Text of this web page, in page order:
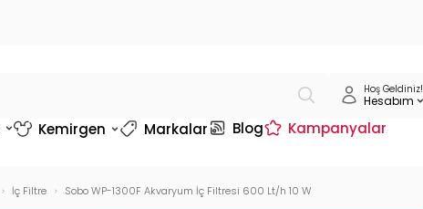
Hoş Geldiniz!
Hesabım
Kemirgen Markalar Blog Kampanyalar
İç Filtre Sobo WP-1300F Akvaryum İç Filtresi 600 Lt/h 10 W